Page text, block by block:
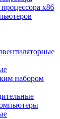
x86
набором